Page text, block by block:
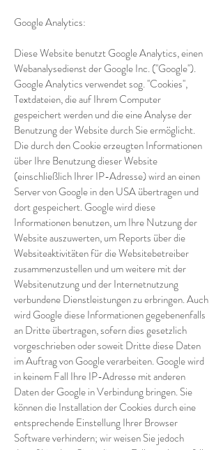
Google Analytics:
Diese Website benutzt Google Analytics, einen
Webanalysedienst der Google Inc. (''Google'').
Google Analytics verwendet sog. ''Cookies'',
Textdateien, die auf Ihrem Computer
gespeichert werden und die eine Analyse der
Benutzung der Website durch Sie ermöglicht.
Die durch den Cookie erzeugten Informationen
über Ihre Benutzung dieser Website
(einschließlich Ihrer IP-Adresse) wird an einen
Server von Google in den USA übertragen und
dort gespeichert. Google wird diese
Informationen benutzen, um Ihre Nutzung der
Website auszuwerten, um Reports über die
Websiteaktivitäten für die Websitebetreiber
zusammenzustellen und um weitere mit der
Websitenutzung und der Internetnutzung
verbundene Dienstleistungen zu erbringen. Auch
wird Google diese Informationen gegebenenfalls
an Dritte übertragen, sofern dies gesetzlich
vorgeschrieben oder soweit Dritte diese Daten
im Auftrag von Google verarbeiten. Google wird
in keinem Fall Ihre IP-Adresse mit anderen
Daten der Google in Verbindung bringen. Sie
können die Installation der Cookies durch eine
entsprechende Einstellung Ihrer Browser
Software verhindern; wir weisen Sie jedoch